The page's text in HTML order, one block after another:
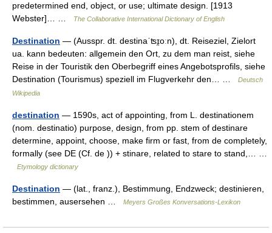
predetermined end, object, or use; ultimate design. [1913
Webster]… …
The Collaborative International Dictionary of English
Destination — (Ausspr. dt. destinaˈʦɪ̯oːn), dt. Reiseziel, Zielort
ua. kann bedeuten: allgemein den Ort, zu dem man reist, siehe
Reise in der Touristik den Oberbegriff eines Angebotsprofils, siehe
Destination (Tourismus) speziell im Flugverkehr den… …
Deutsch
Wikipedia
destination — 1590s, act of appointing, from L. destinationem
(nom. destinatio) purpose, design, from pp. stem of destinare
determine, appoint, choose, make firm or fast, from de completely,
formally (see DE (Cf. de )) + stinare, related to stare to stand,… …
Etymology dictionary
Destination — (lat., franz.), Bestimmung, Endzweck; destinieren,
bestimmen, ausersehen …
Meyers Großes Konversations-Lexikon